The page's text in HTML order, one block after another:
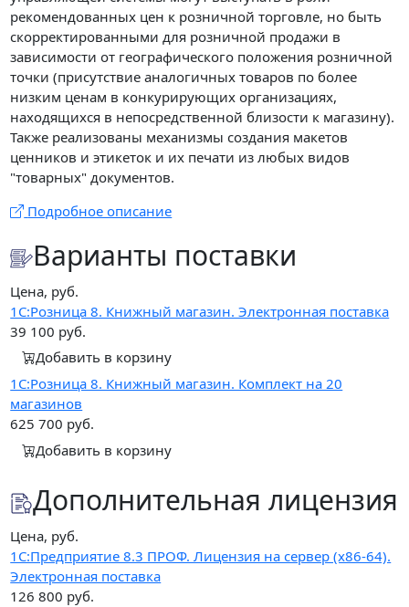
рекомендованных цен к розничной торговле, но быть
скорректированными для розничной продажи в
зависимости от географического положения розничной
точки (присутствие аналогичных товаров по более
низким ценам в конкурирующих организациях,
находящихся в непосредственной близости к магазину).
Также реализованы механизмы создания макетов
ценников и этикеток и их печати из любых видов
"товарных" документов.
Подробное описание
Варианты поставки
Цена, руб.
1С:Розница 8. Книжный магазин. Электронная поставка
39 100 руб.
Добавить в корзину
1С:Розница 8. Книжный магазин. Комплект на 20
магазинов
625 700 руб.
Добавить в корзину
Дополнительная лицензия
Цена, руб.
1С:Предприятие 8.3 ПРОФ. Лицензия на сервер (x86-64).
Электронная поставка
126 800 руб.